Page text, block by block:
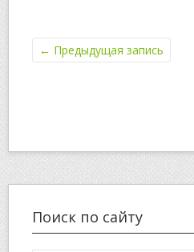
← Предыдущая запись
Поиск по сайту